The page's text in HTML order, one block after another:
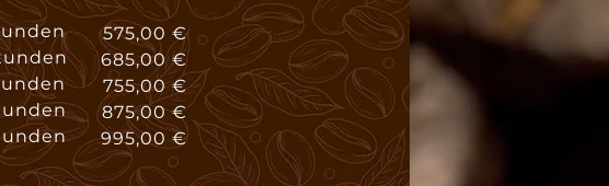
575,00 €
685,00 €
755,00 €
875,00 €
995,00 €